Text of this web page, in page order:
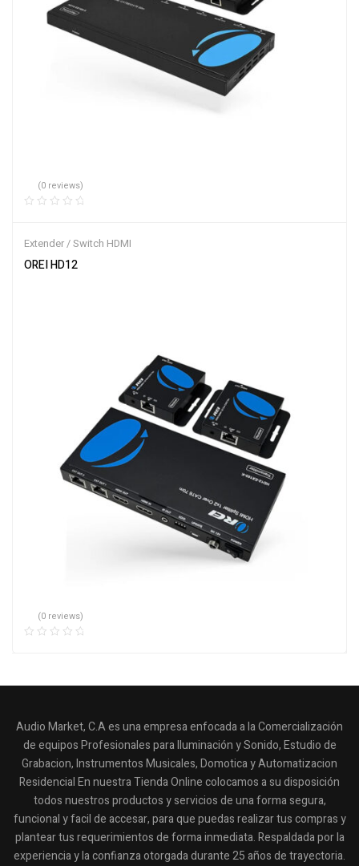
(0 reviews)
Extender / Switch HDMI
OREI HD12
(0 reviews)
Audio Market, C.A es una empresa enfocada a la Comercialización
de equipos Profesionales para Iluminación y Sonido, Estudio de
Grabacion, Instrumentos Musicales, Domotica y Automatizacion
Residencial En nuestra Tienda Online colocamos a su disposición
todos nuestros productos y servicios de una forma segura,
funcional y facil de accesar, para que puedas realizar tus compras y
plantear tus requerimientos de forma inmediata. Respaldada por la
experiencia y la confianza otorgada durante 25 años de trayectoria.